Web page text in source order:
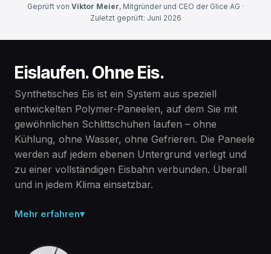
Geprüft von Viktor Meier, Mitgründer und CEO der Glice AG ·
Zuletzt geprüft: Juni 2026
Eislaufen. Ohne Eis.
Synthetisches Eis ist ein System aus speziell
entwickelten Polymer-Paneelen, auf dem Sie mit
gewöhnlichen Schlittschuhen laufen – ohne
Kühlung, ohne Wasser, ohne Gefrieren. Die Paneele
werden auf jedem ebenen Untergrund verlegt und
zu einer vollständigen Eisbahn verbunden. Überall
und in jedem Klima einsetzbar.
Mehr erfahren▾
Massives Polymer, kein Eis.